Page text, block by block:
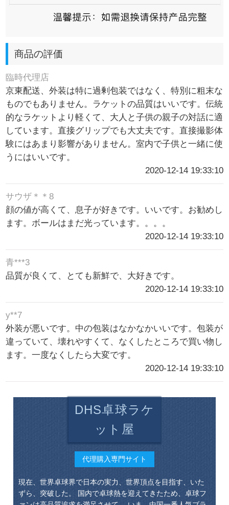
商品の評価
臨時代理店
京東配送、外装は特に過剰包装ではなく、特別に粗末な
ものでもありません。ラケットの品質はいいです。伝統
的なラケットより軽くて、大人と子供の親子の対話に適
しています。直接グリップでも大丈夫です。直接撮影体
験にはあまり影響がありません。室内で子供と一緒に使
うにはいいです。
2020-12-14 19:33:10
サウザ＊＊8
顔の値が高くて、息子が好きです。いいです。お勧めし
ます。ボールはまだ光っています。。。。
2020-12-14 19:33:10
青***3
品質が良くて、とても新鮮で、大好きです。
2020-12-14 19:33:10
y**7
外装が悪いです。中の包装はなかなかいいです。包装が
違っていて、壊れやすくて、なくしたところで買い物し
ます。一度なくしたら大変です。
2020-12-14 19:33:10
DHS卓球ラケ
ット屋
代理購入専門サイト
現在、世界卓球界で日本の実力、世界頂点を目指す、いた
ずら、突破した。 国内で卓球熱を迎えてきたため、卓球フ